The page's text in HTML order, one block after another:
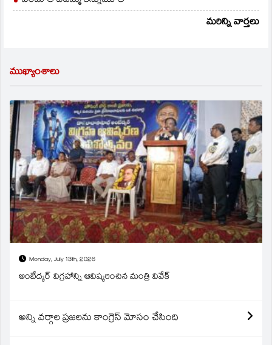
మరిన్ని వార్తలు
ముఖ్యాంశాలు
Monday, July 13th, 2026
అంబేద్కర్ విగ్రహాన్ని ఆవిష్కరించిన మంత్రి వివేక్
అన్ని వర్గాల ప్రజలను కాంగ్రెస్ మోసం చేసింది